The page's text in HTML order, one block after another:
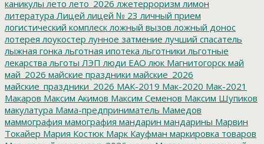
каникулы лето лето_2026 лжетерроризм лимон
литература Лицей лицей № 23 личный прием
логистический комплеск ложный вызов ложный донос
лотерея лоукостер лунное затмение лучший спасатель
лыжная гонка льготная ипотека льготники льготные
лекарства льготы ЛЭП люди ЕАО люк Магнитогорск май
май_2026 майские праздники майские_2026
майские_праздники_2026 МАК-2019 Мак-2020 Мак-2021
Макаров Максим Акимов Максим Семенов Максим Шупиков
макулатура Мама-предприниматель Мамедов
маммография мамография мандарин мандарины Марвин
Токайер Мария Костюк Марк Кауфман маркировка товаров